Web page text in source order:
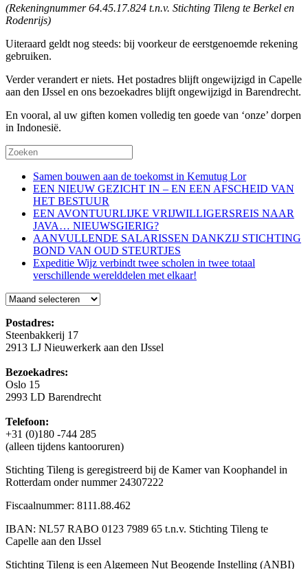
(Rekeningnummer 64.45.17.824 t.n.v. Stichting Tileng te Berkel en
Rodenrijs)
Uiteraard geldt nog steeds: bij voorkeur de eerstgenoemde rekening
gebruiken.
Verder verandert er niets. Het postadres blijft ongewijzigd in Capelle
aan den IJssel en ons bezoekadres blijft ongewijzigd in Barendrecht.
En vooral, al uw giften komen volledig ten goede van ‘onze’ dorpen
in Indonesië.
Samen bouwen aan de toekomst in Kemutug Lor
EEN NIEUW GEZICHT IN – EN EEN AFSCHEID VAN
HET BESTUUR
EEN AVONTUURLIJKE VRIJWILLIGERSREIS NAAR
JAVA… NIEUWSGIERIG?
AANVULLENDE SALARISSEN DANKZIJ STICHTING
BOND VAN OUD STEURTJES
Expeditie Wijz verbindt twee scholen in twee totaal
verschillende werelddelen met elkaar!
Blog
Postadres:
Steenbakkerij 17
2913 LJ Nieuwerkerk aan den IJssel
Bezoekadres:
Oslo 15
2993 LD Barendrecht
Telefoon:
+31 (0)180 -744 285
(alleen tijdens kantooruren)
Stichting Tileng is geregistreerd bij de Kamer van Koophandel in
Rotterdam onder nummer 24307222
Fiscaalnummer: 8111.88.462
IBAN: NL57 RABO 0123 7989 65 t.n.v. Stichting Tileng te
Capelle aan den IJssel
Stichting Tileng is een Algemeen Nut Beogende Instelling (ANBI)